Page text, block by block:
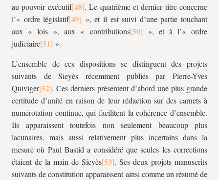
au pouvoir exécutif
. Le quatrième et dernier titre concerne
l’« ordre législatif
», et il est suivi d’une partie touchant
aux « lois », aux « contributions
», et à l’« ordre
judiciaire
».
L’ensemble de ces dispositions se distinguent des projets
suivants de Sieyès récemment publiés par Pierre-Yves
Quiviger
. Ces derniers présentent d’abord une plus grande
certitude d’unité en raison de leur rédaction sur des carnets à
numérotation continue, qui facilitent la cohérence d’ensemble.
Ils apparaissent toutefois non seulement beaucoup plus
lacunaires, mais aussi relativement plus incertains dans la
mesure où Paul Bastid a considéré que seules les corrections
étaient de la main de Sieyès
. Ses deux projets manuscrits
suivants de constitution apparaissent ainsi comme un résumé de